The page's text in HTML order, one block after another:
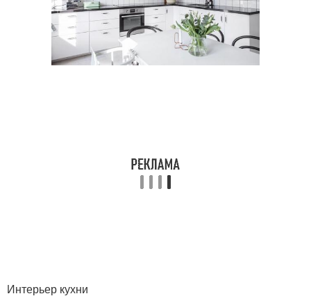
Интерьер кухни